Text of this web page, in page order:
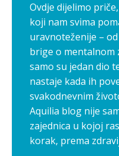
Ovdje dijelimo
koji nam svima
uravnoteženije –
brige o mentalnom
samo su jedan dio
nastaje kada ih
svakodnevnim
Aquilia blog nije
zajednica u kojoj
korak, prema